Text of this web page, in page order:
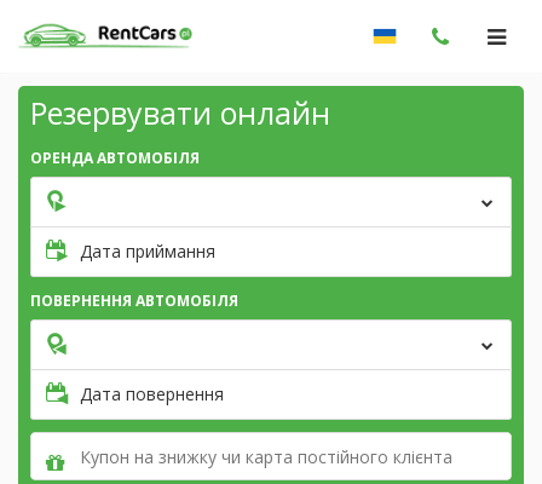
Резервувати онлайн
ОРЕНДА АВТОМОБІЛЯ
Дата приймання
ПОВЕРНЕННЯ АВТОМОБІЛЯ
Дата повернення